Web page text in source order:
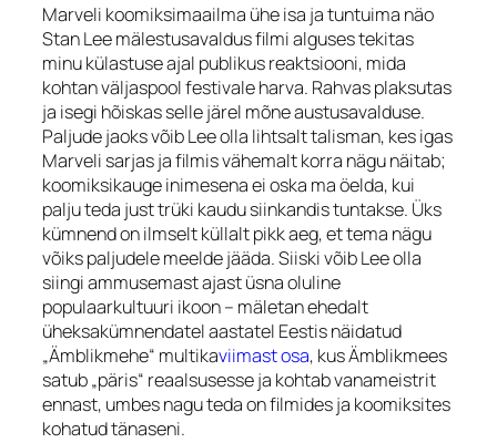
Marveli koomiksimaailma ühe isa ja tuntuima näo
Stan Lee mälestusavaldus filmi alguses tekitas
minu külastuse ajal publikus reaktsiooni, mida
kohtan väljaspool festivale harva. Rahvas plaksutas
ja isegi hõiskas selle järel mõne austusavalduse.
Paljude jaoks võib Lee olla lihtsalt talisman, kes igas
Marveli sarjas ja filmis vähemalt korra nägu näitab;
koomiksikauge inimesena ei oska ma öelda, kui
palju teda just trüki kaudu siinkandis tuntakse. Üks
kümnend on ilmselt küllalt pikk aeg, et tema nägu
võiks paljudele meelde jääda. Siiski võib Lee olla
siingi ammusemast ajast üsna oluline
populaarkultuuri ikoon – mäletan ehedalt
üheksakümnendatel aastatel Eestis näidatud
„Ämblikmehe“ multikaviimast osa, kus Ämblikmees
satub „päris“ reaalsusesse ja kohtab vanameistrit
ennast, umbes nagu teda on filmides ja koomiksites
kohatud tänaseni.